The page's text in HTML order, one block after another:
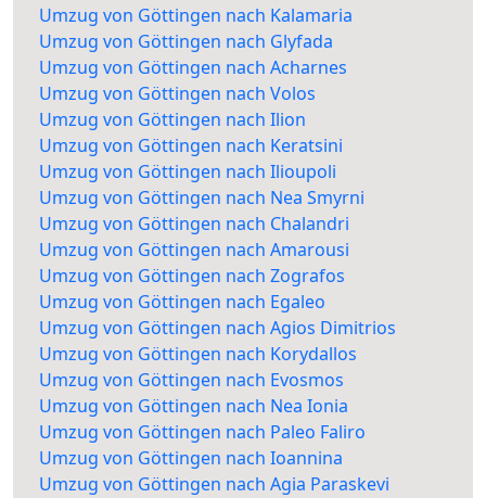
Umzug von Göttingen nach Kalamaria
Umzug von Göttingen nach Glyfada
Umzug von Göttingen nach Acharnes
Umzug von Göttingen nach Volos
Umzug von Göttingen nach Ilion
Umzug von Göttingen nach Keratsini
Umzug von Göttingen nach Ilioupoli
Umzug von Göttingen nach Nea Smyrni
Umzug von Göttingen nach Chalandri
Umzug von Göttingen nach Amarousi
Umzug von Göttingen nach Zografos
Umzug von Göttingen nach Egaleo
Umzug von Göttingen nach Agios Dimitrios
Umzug von Göttingen nach Korydallos
Umzug von Göttingen nach Evosmos
Umzug von Göttingen nach Nea Ionia
Umzug von Göttingen nach Paleo Faliro
Umzug von Göttingen nach Ioannina
Umzug von Göttingen nach Agia Paraskevi